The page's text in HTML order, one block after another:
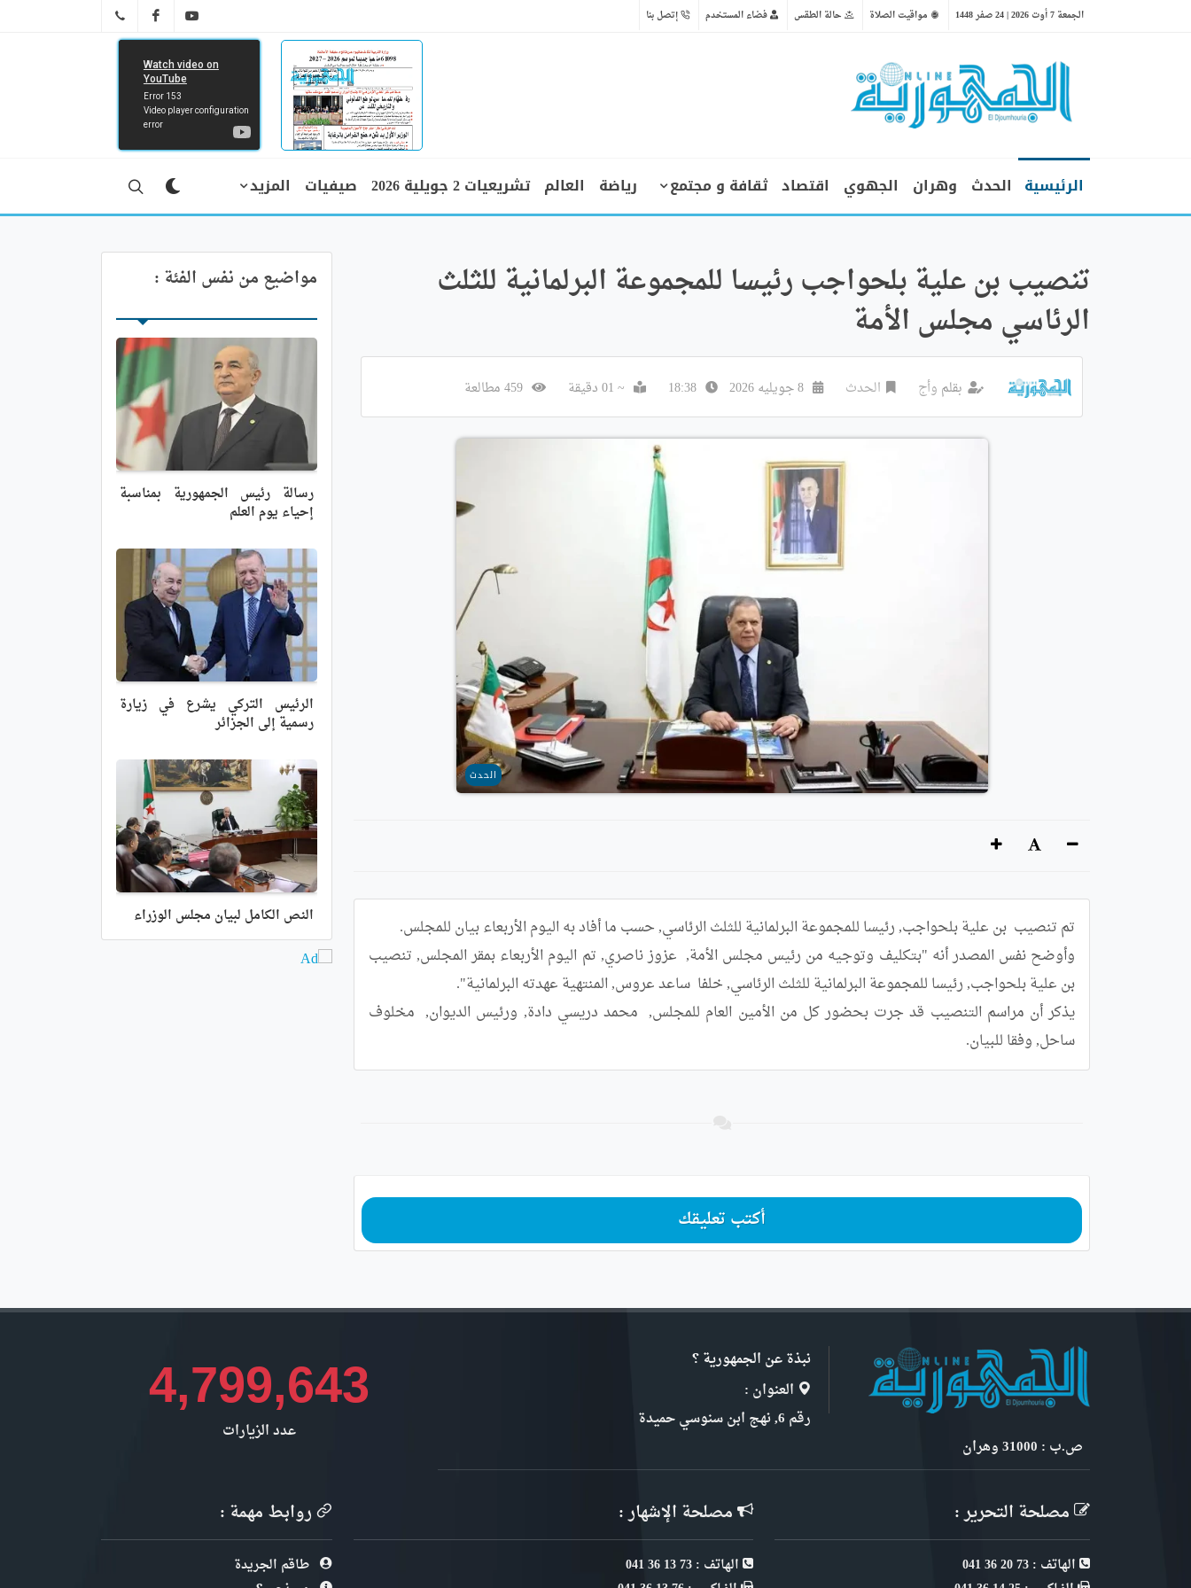
الجمعة 7 أوت 2026 | 24 صفر 1448 مواقيت الصلاة حالة الطقس فضاء المستخدم إتصل بنا YT
FB
الرئيسية الحدث وهران الجهوي اقتصاد ثقافة و مجتمع رياضة العالم تشريعيات 2 جويلية 2026 صيفيات المزيد
تنصيب بن علية بلحواجب رئيسا للمجموعة البرلمانية للثلث
الرئاسي مجلس الأمة
بقلم وأج الحدث 8 جويليه 2026 18:38 ~ 01 دقيقة 459 مطالعة
الحدث
ساحل, وفقا للبيان.
أكتب تعليقك
مواضيع من نفس الفئة :
رسالة رئيس الجمهورية بمناسبة
إحياء يوم العلم
الرئيس التركي يشرع في زيارة
رسمية إلى الجزائر
النص الكامل لبيان مجلس الوزراء
نبذة عن الجمهورية ؟
العنوان :
رقم 6, نهج ابن سنوسي حميدة
ص.ب : 31000 وهران
4,799,643
عدد الزيارات
مصلحة التحرير :
الهاتف : 73 20 36 041
مصلحة الإشهار :
الهاتف : 73 13 36 041
روابط مهمة :
طاقم الجريدة